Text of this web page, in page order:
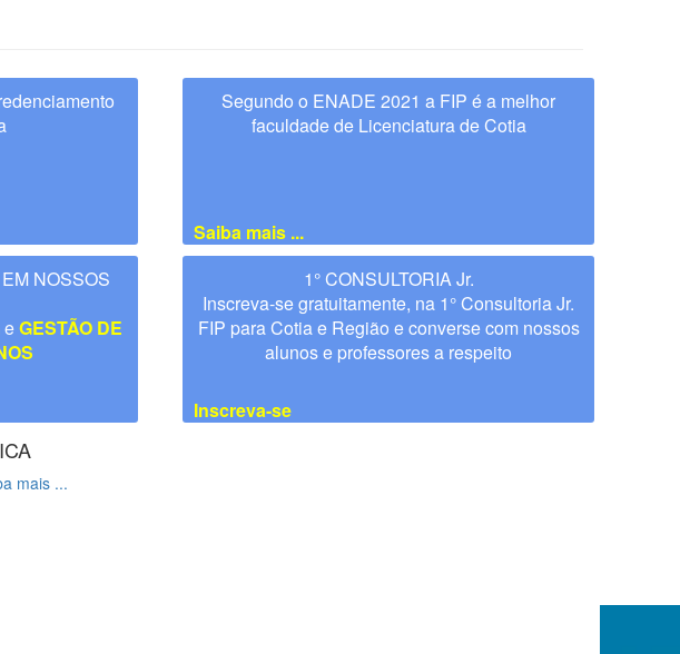
Segundo o ENADE 2021 a FIP é a melhor
faculdade de Licenciatura de Cotia
Saiba mais ...
NOSSOS
eGESTÃO DE
1° CONSULTORIA Jr.
Inscreva-se gratuitamente, na 1° Consultoria Jr.
FIP para Cotia e Região e converse com nossos
alunos e professores a respeito
Inscreva-se
mais ...